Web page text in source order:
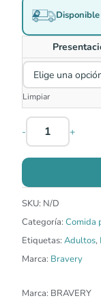
Limpiar
- +
SKU: N/D
Categoría: Comida
Etiquetas: Adultos,
Marca: Bravery
Marca: BRAVERY